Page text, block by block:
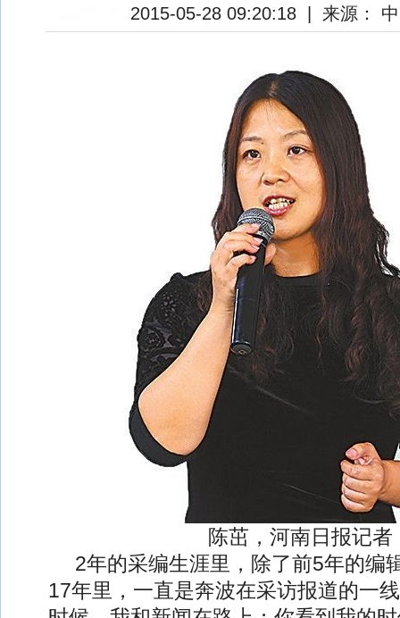
2015-05-28 09:20:18| 来源：
陈茁，河南日报记者
2年的采编生涯里，除了前5年的编
17年里，一直是奔波在采访报道的一